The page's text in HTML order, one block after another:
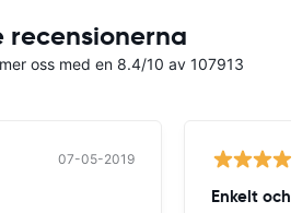
recensionerna
oss med en 8.4/10 av 107913
07-05-2019
Enkelt och